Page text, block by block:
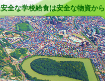
安全な学校給食は安全な物資から